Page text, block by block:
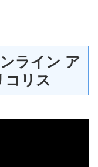
ライン ア
コリス